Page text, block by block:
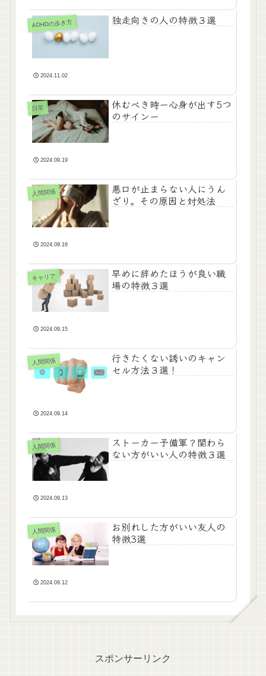
ADHDの歩き方 独走向きの人の特徴３選
2024.11.02
日常
休むべき時ー心身が出す5つ
のサインー
2024.09.19
人間関係
悪口が止まらない人にうん
ざり。その原因と対処法
2024.09.16
キャリア
早めに辞めたほうが良い職
場の特徴３選
2024.09.15
人間関係
行きたくない誘いのキャン
セル方法３選！
2024.09.14
人間関係
ストーカー予備軍？関わら
ない方がいい人の特徴３選
2024.09.13
人間関係
お別れした方がいい友人の
特徴3選
2024.09.12
スポンサーリンク